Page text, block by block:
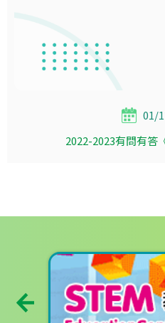
01/
2022-2023有問有答